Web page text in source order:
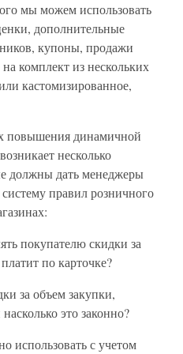
мы можем использовать
дополнительные
купоны, продажи
комплект из нескольких
кастомизированное,
повышения динамичной
несколько
должны дать менеджеры
правил розничного
покупателю скидки за
по карточке?
за объем закупки,
это законно?
использовать с учетом